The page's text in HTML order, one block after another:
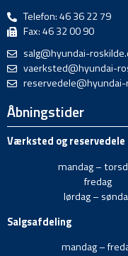
Telefon: 46 36 22 79
Fax: 46 32 00 90
salg@hyundai-
vaerksted@hyundai-
Åbningstider
Værksted og reservedele
mandag –
fredag
lørdag –
Salgsafdeling
mandag –